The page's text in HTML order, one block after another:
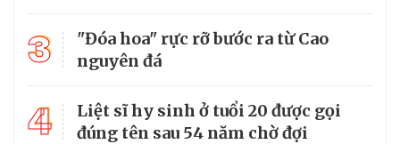
3
"Đóa hoa" rực rỡ bước ra từ Cao
nguyên đá
4
Liệt sĩ hy sinh ở tuổi 20 được gọi
đúng tên sau 54 năm chờ đợi